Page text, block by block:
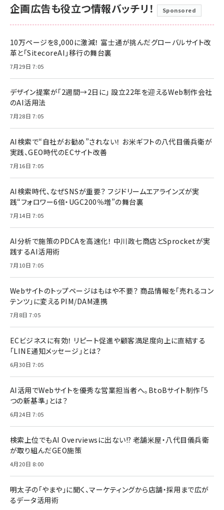
企画広告も役立つ情報バッチリ！ Sponsored
10万ページを8,000に激減！ 富士通が挑んだグローバルサイト改
革と「SitecoreAI」移行の舞台裏
7月29日 7:05
デザイン提案が「2週間→2日に」 設立22年を迎えるWeb制作会社
のAI活用法
7月28日 7:05
AI検索で“自社がお勧め”されない！ お米ギフトの八代目儀兵衛が
実践、GEO時代のECサイト改善
7月16日 7:05
AI検索時代、なぜSNSが重要？ フジドリームエアラインズが実
践“フォロワー6倍・UGC200％増”の舞台裏
7月14日 7:05
AI分析で施策のPDCAを高速化！ 中川政七商店とSprocketが実
践するAI活用術
7月10日 7:05
Webサイトのトップページはもはや不要？ 商品情報を「売れるコン
テンツ」に変えるPIM/DAM連携
7月8日 7:05
ECビジネスに有効！ リピート促進や顧客満足度向上に直結する
「LINE通知メッセージ」とは？
6月30日 7:05
AI活用でWebサイトを優秀な営業担当者へ。BtoBサイト制作「5
つの新基準」とは？
6月24日 7:05
検索上位でもAI Overviewsに出ない!? 老舗米屋・八代目儀兵衛
が取り組んだGEO施策
4月20日 8:00
明太子の「やまや」に聞く、マーケティングから店舗・採用まで広が
るデータ活用術